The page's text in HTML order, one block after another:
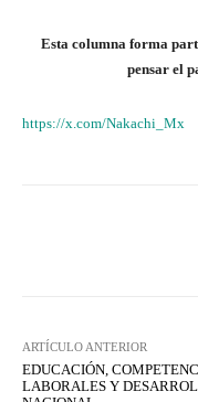
Esta columna forma
pensar el
https://x.com/Nakachi_Mx
ARTÍCULO ANTERIOR
EDUCACIÓN,
LABORALES Y